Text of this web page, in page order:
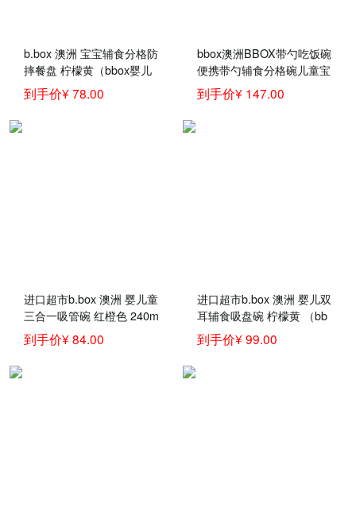
b.box 澳洲 宝宝辅食分格防
摔餐盘 柠檬黄（bbox婴儿
学食碗 儿童辅食分隔餐
具）
到手价¥ 78.00
bbox澳洲BBOX带勺吃饭碗
便携带勺辅食分格碗儿童宝
宝防摔餐具套装
到手价¥ 147.00
进口超市b.box 澳洲 婴儿童
三合一吸管碗 红橙色 240m
l（bbox辅食吸管碗宝宝零
食碗）
到手价¥ 84.00
进口超市b.box 澳洲 婴儿双
耳辅食吸盘碗 柠檬黄 （bb
ox吸盘碗 宝宝餐具套装 带
硅胶勺）
到手价¥ 99.00